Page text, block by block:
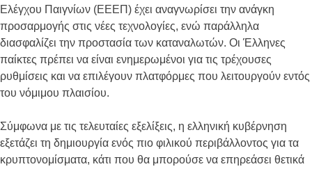
Ελέγχου Παιγνίων (ΕΕΕΠ) έχει αναγνωρίσει την ανάγκη
προσαρμογής στις νέες τεχνολογίες, ενώ παράλληλα
διασφαλίζει την προστασία των καταναλωτών. Οι Έλληνες
παίκτες πρέπει να είναι ενημερωμένοι για τις τρέχουσες
ρυθμίσεις και να επιλέγουν πλατφόρμες που λειτουργούν εντός
του νόμιμου πλαισίου.
Σύμφωνα με τις τελευταίες εξελίξεις, η ελληνική κυβέρνηση
εξετάζει τη δημιουργία ενός πιο φιλικού περιβάλλοντος για τα
κρυπτονομίσματα, κάτι που θα μπορούσε να επηρεάσει θετικά